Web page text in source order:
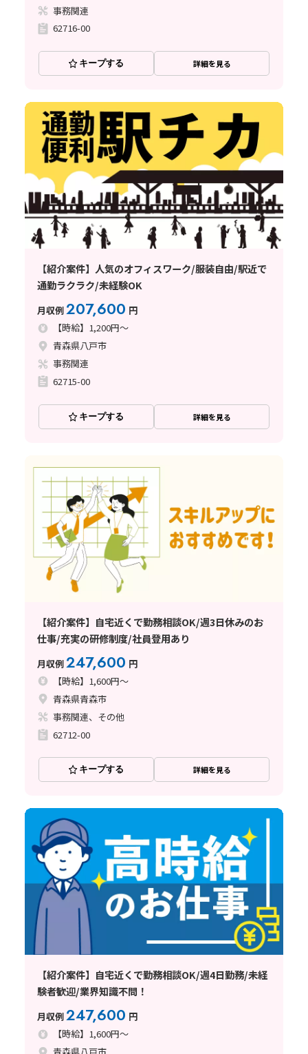
事務関連
62716-00
キープする 詳細を見る
【紹介案件】人気のオフィスワーク/服装自由/駅近で
通勤ラクラク/未経験OK
月収例207,600 円
【時給】1,200円～
青森県八戸市
事務関連
62715-00
キープする 詳細を見る
【紹介案件】自宅近くで勤務相談OK/週3日休みのお
仕事/充実の研修制度/社員登用あり
月収例247,600 円
【時給】1,600円～
青森県青森市
事務関連、その他
62712-00
キープする 詳細を見る
【紹介案件】自宅近くで勤務相談OK/週4日勤務/未経
験者歓迎/業界知識不問！
月収例247,600 円
【時給】1,600円～